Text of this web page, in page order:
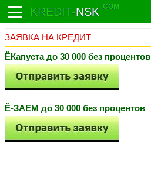
KREDIT-NSK .COM
ЗАЯВКА НА КРЕДИТ
ЁКапуста до 30 000 без процентов
Ё-ЗАЕМ до 30 000 без процентов